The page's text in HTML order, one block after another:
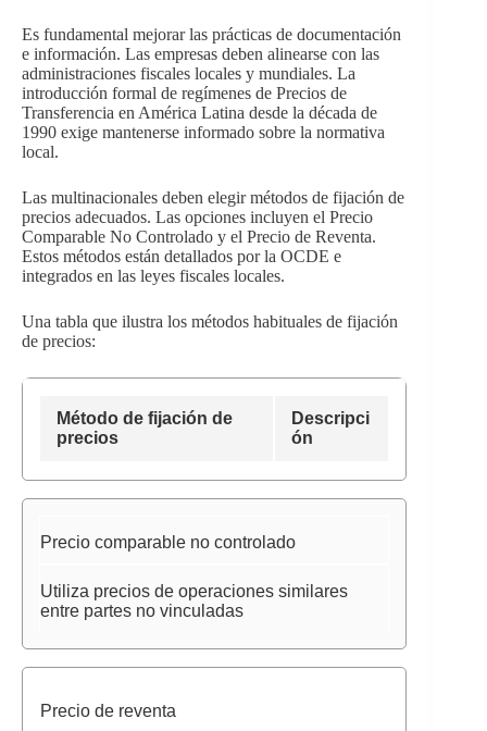
Es fundamental mejorar las prácticas de documentación
e información. Las empresas deben alinearse con las
administraciones fiscales locales y mundiales. La
introducción formal de regímenes de Precios de
Transferencia en América Latina desde la década de
1990 exige mantenerse informado sobre la normativa
local.
Las multinacionales deben elegir métodos de fijación de
precios adecuados. Las opciones incluyen el Precio
Comparable No Controlado y el Precio de Reventa.
Estos métodos están detallados por la OCDE e
integrados en las leyes fiscales locales.
Una tabla que ilustra los métodos habituales de fijación
de precios:
Método de fijación de
precios
Descripci
ón
Precio comparable no controlado
Utiliza precios de operaciones similares
entre partes no vinculadas
Precio de reventa